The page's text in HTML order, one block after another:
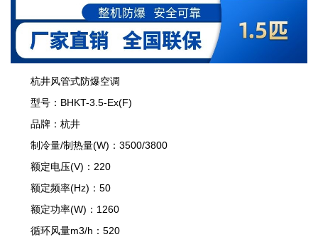
杭井风管式防爆空调
型号：BHKT-3.5-Ex(F)
品牌：杭井
制冷量/制热量(W)：3500/3800
额定电压(V)：220
额定频率(Hz)：50
额定功率(W)：1260
循环风量m3/h：520